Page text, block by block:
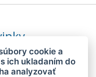
osobných údajov
cookie a
ich ukladaním do
analyzovať